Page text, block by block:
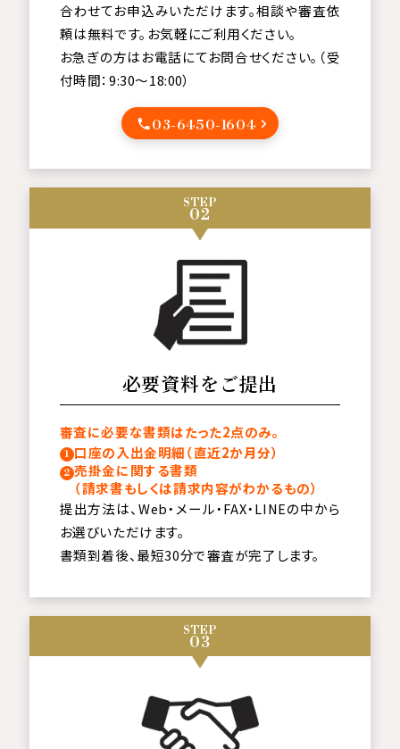
合わせてお申込みいただけます。相談や審査依
頼は無料です。お気軽にご利用ください。
お急ぎの方はお電話にてお問合せください。（受
付時間：9:30～18:00）
03-6450-1604
STEP
02
必要資料をご提出
審査に必要な書類はたった2点のみ。
口座の入出金明細（直近2か月分）
売掛金に関する書類
（請求書もしくは請求内容がわかるもの）
提出方法は、Web・メール・FAX・LINEの中から
お選びいただけます。
書類到着後、最短30分で審査が完了します。
STEP
03